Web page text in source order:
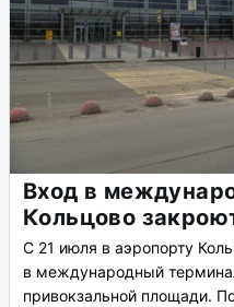
Вход в
Кольцово
С 21 июля в аэропорту
в международный
привокзальной площади.